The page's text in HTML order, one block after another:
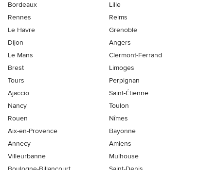
Bordeaux
Lille
Rennes
Reims
Le Havre
Grenoble
Dijon
Angers
Le Mans
Clermont-Ferrand
Brest
Limoges
Tours
Perpignan
Ajaccio
Saint-Étienne
Nancy
Toulon
Rouen
Nîmes
Aix-en-Provence
Bayonne
Annecy
Amiens
Villeurbanne
Mulhouse